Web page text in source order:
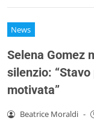
News
Selena Gomez
silenzio: “Stavo
motivata”
Beatrice Moraldi -